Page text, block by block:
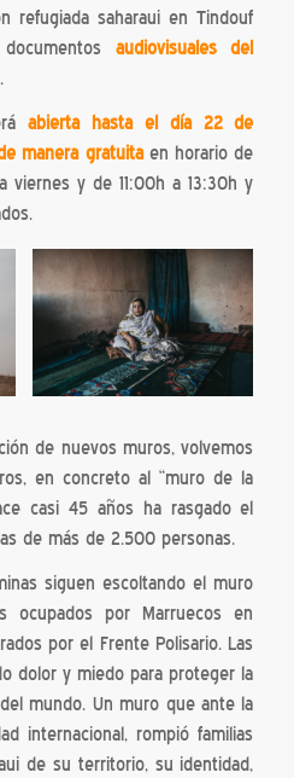
refugiada saharaui en Tindouf
audiovisuales del
.
abierta hasta el día 22 de
manera gratuitaen horario de
viernes y de 11:00h a 13:30h y
de nuevos muros, volvemos
en concreto al “muro de la
casi 45 años ha rasgado el
de más de 2.500 personas.
siguen escoltando el muro
ocupados por Marruecos en
por el Frente Polisario. Las
dolor y miedo para proteger la
mundo. Un muro que ante la
internacional, rompió familias
de su territorio, su identidad,